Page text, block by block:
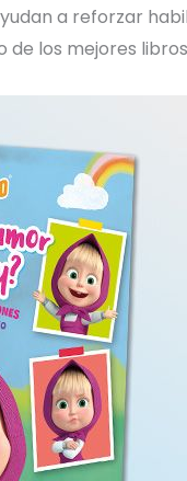
a reforzar
los mejores